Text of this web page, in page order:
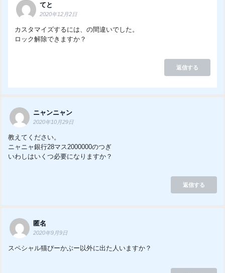
てと
2020年12月2日
カスタマイズするには、の間違いでした。
ロック解除できますか？
返信する
ニャンニャン
2020年10月29日
教えてください。
ニャニャ銀行28マス2000000のつぎ
いわしはいくつ必要になりますか？
返信する
匿名
2020年9月9日
スペシャル猫ぴーかぶー以外に出た人いますか？